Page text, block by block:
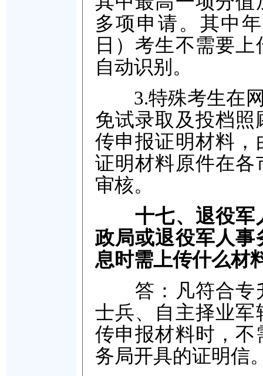
多项申请。其中
日）考生不需要
自动识别。
3.特殊考生在网
免试录取及投档
传申报证明材料
证明材料原件在
审核。
十七、退役军
政局或退役军人
息时需上传什么材
答：凡符合专
士兵、自主择业
传申报材料时，
务局开具的证明信